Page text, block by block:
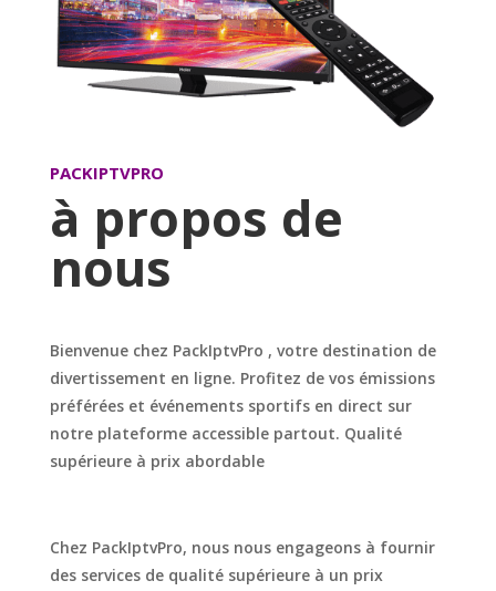
PACKIPTVPRO
à propos de
nous
Bienvenue chez PackIptvPro , votre destination de
divertissement en ligne. Profitez de vos émissions
préférées et événements sportifs en direct sur
notre plateforme accessible partout. Qualité
supérieure à prix abordable
Chez PackIptvPro, nous nous engageons à fournir
des services de qualité supérieure à un prix